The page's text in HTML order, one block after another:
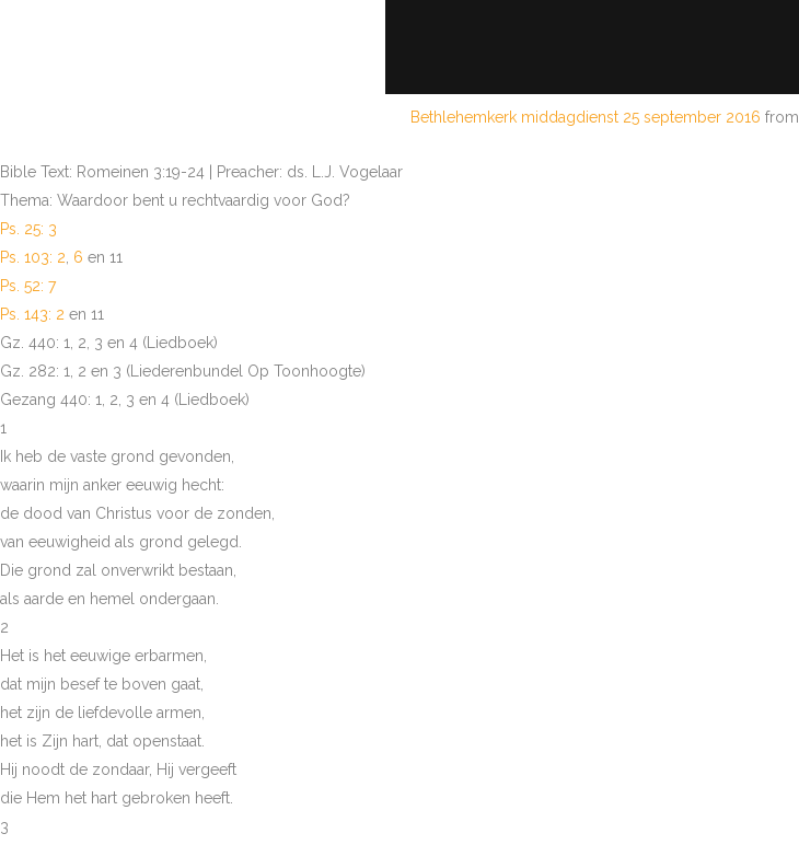
Bethlehemkerk middagdienst 25 september 2016 from
Bible Text: Romeinen 3:19-24 | Preacher: ds. L.J. Vogelaar
Thema: Waardoor bent u rechtvaardig voor God?
Ps. 25: 3
Ps. 103: 2 6 en 11
Ps. 52: 7
Ps. 143: 2 en 11
Gz. 440: 1, 2, 3 en 4 (Liedboek)
Gz. 282: 1, 2 en 3 (Liederenbundel Op Toonhoogte)
Gezang 440: 1, 2, 3 en 4 (Liedboek)
1
Ik heb de vaste grond gevonden,
waarin mijn anker eeuwig hecht:
de dood van Christus voor de zonden,
van eeuwigheid als grond gelegd.
Die grond zal onverwrikt bestaan,
als aarde en hemel ondergaan.
2
Het is het eeuwige erbarmen,
dat mijn besef te boven gaat,
het zijn de liefdevolle armen,
het is Zijn hart, dat openstaat.
Hij noodt de zondaar, Hij vergeeft
die Hem het hart gebroken heeft.
3